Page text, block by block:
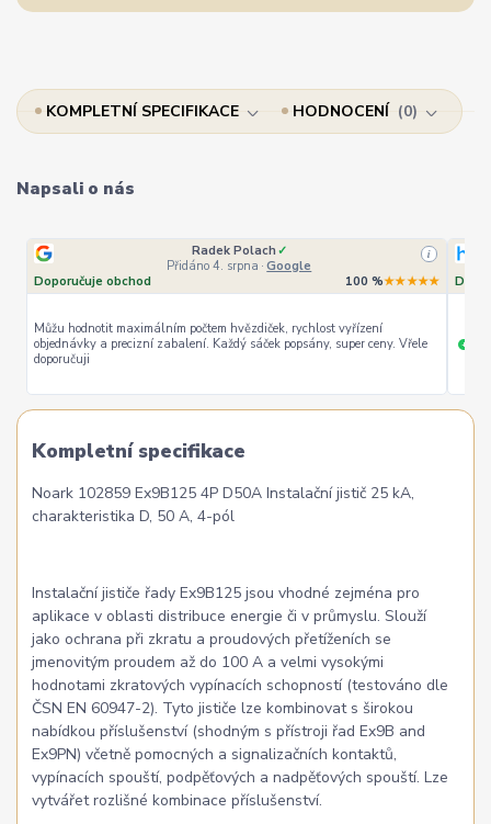
KOMPLETNÍ SPECIFIKACE HODNOCENÍ 0
Napsali o nás
Radek Polach ✓
Přidáno 4. srpna · Google
i
Doporučuje obchod 100 %★★★★★
Můžu hodnotit maximálním počtem hvězdiček, rychlost vyřízení
objednávky a precizní zabalení. Každý sáček popsány, super ceny. Vřele
doporučuji
+
Kompletní specifikace
Noark 102859 Ex9B125 4P D50A Instalační jistič 25 kA,
charakteristika D, 50 A, 4-pól
Instalační jističe řady Ex9B125 jsou vhodné zejména pro
aplikace v oblasti distribuce energie či v průmyslu. Slouží
jako ochrana při zkratu a proudových přetíženích se
jmenovitým proudem až do 100 A a velmi vysokými
hodnotami zkratových vypínacích schopností (testováno dle
ČSN EN 60947-2). Tyto jističe lze kombinovat s širokou
nabídkou příslušenství (shodným s přístroji řad Ex9B and
Ex9PN) včetně pomocných a signalizačních kontaktů,
vypínacích spouští, podpěťových a nadpěťových spouští. Lze
vytvářet rozlišné kombinace příslušenství.